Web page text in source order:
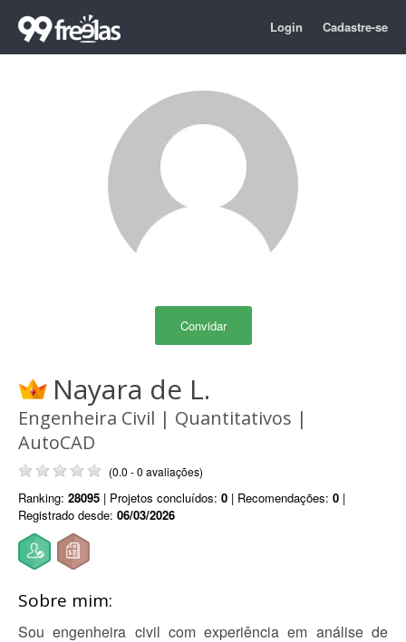
Login Cadastre-se
Convidar
Nayara de L.
Engenheira Civil | Quantitativos |
AutoCAD
(0.0 - 0 avaliações)
Ranking: 28095 | Projetos concluídos: 0 | Recomendações: 0 |
Registrado desde: 06/03/2026
Sobre mim:
Sou engenheira civil com experiência em análise de